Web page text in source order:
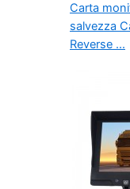
Carta
salvezza
Reverse ...